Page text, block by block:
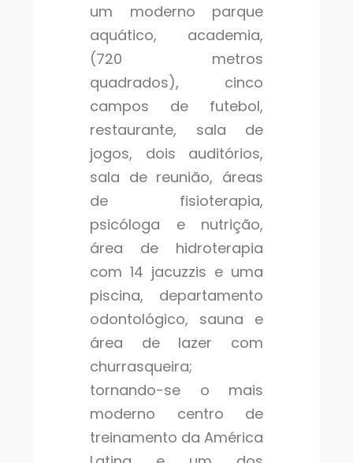
um moderno parque
aquático, academia,
(720 metros
quadrados), cinco
campos de futebol,
restaurante, sala de
jogos, dois auditórios,
sala de reunião, áreas
de fisioterapia,
psicóloga e nutrição,
área de hidroterapia
com 14 jacuzzis e uma
piscina, departamento
odontológico, sauna e
área de lazer com
churrasqueira;
tornando-se o mais
moderno centro de
treinamento da América